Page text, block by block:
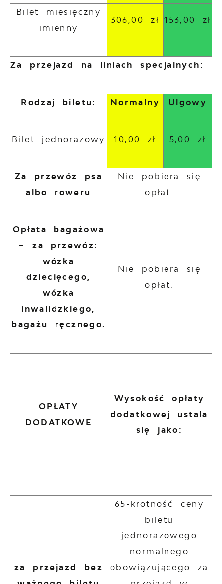
Bilet miesięczny
imienny
306,00 zł 153,00 zł
Za przejazd na liniach specjalnych:
Rodzaj biletu: Normalny Ulgowy
Bilet jednorazowy 10,00 zł 5,00 zł
Za przewóz psa
albo roweru
Nie pobiera się
opłat.
Opłata bagażowa
– za przewóz:
wózka
dziecięcego,
wózka
inwalidzkiego,
bagażu ręcznego.
Nie pobiera się
opłat.
OPŁATY
DODATKOWE
Wysokość opłaty
dodatkowej ustala
się jako:
za przejazd bez
65-krotność ceny
biletu
jednorazowego
normalnego
obowiązującego za